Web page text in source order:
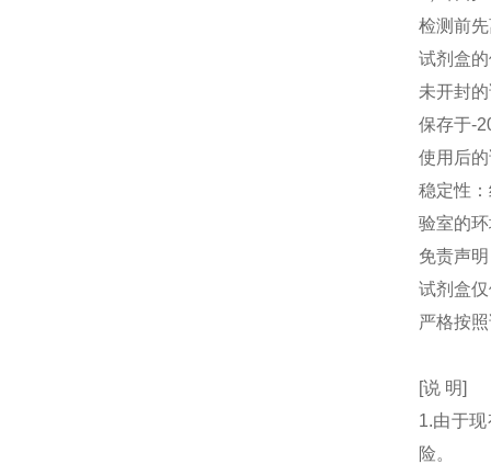
检测前
试剂盒
未开封
保存于-
使用后
稳定性
验室的
免责声明
试剂盒
严格按
[说 明]
1.由于
险。